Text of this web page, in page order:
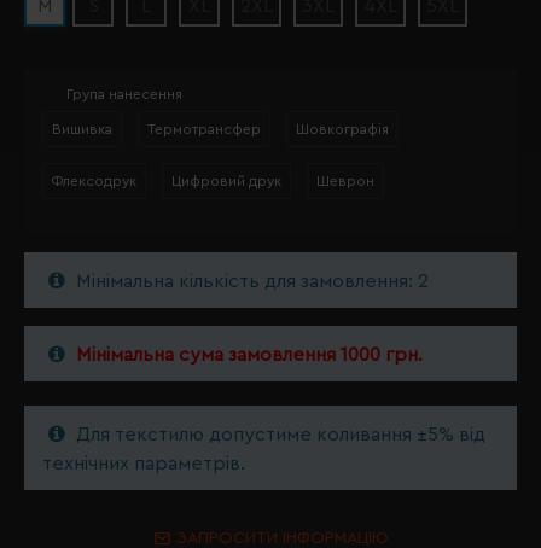
M
Група нанесення
Вишивка Термотрансфер Шовкографія
Флексодрук Цифровий друк Шеврон
Мінімальна кількість для замовлення: 2
Мінімальна сума замовлення 1000 грн.
Для текстилю допустиме коливання ±5% від
технічних параметрів.
ЗАПРОСИТИ ІНФОРМАЦІЮ